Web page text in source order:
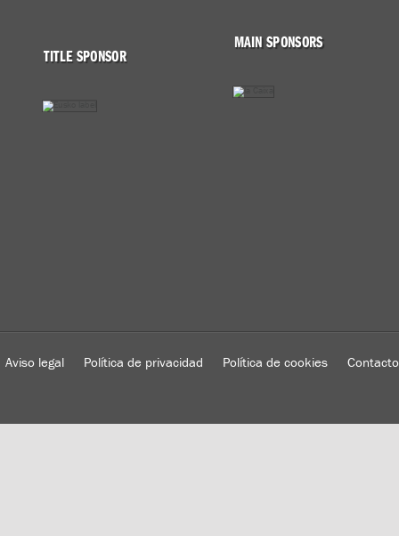
TITLE SPONSOR
MAIN SPONSORS
Aviso legal Política de privacidad Política de cookies Contacto